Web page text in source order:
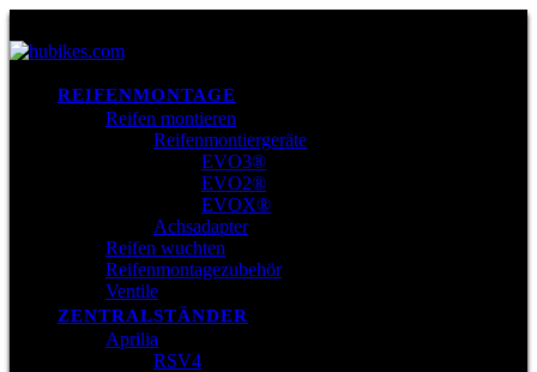
REIFENMONTAGE
Reifen montieren
Reifenmontiergeräte
EVO3®
EVO2®
EVOX®
Achsadapter
Reifen wuchten
Reifenmontagezubehör
Ventile
ZENTRALSTÄNDER
Aprilia
RSV4